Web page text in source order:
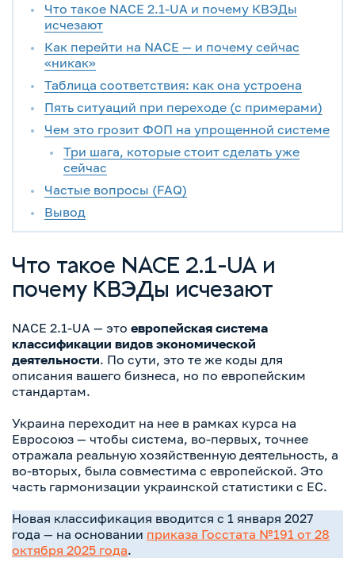
Что такое NACE 2.1-UA и почему КВЭДы
исчезают
Как перейти на NACE — и почему сейчас
«никак»
Таблица соответствия: как она устроена
Пять ситуаций при переходе (с примерами)
Чем это грозит ФОП на упрощенной системе
Три шага, которые стоит сделать уже
сейчас
Частые вопросы (FAQ)
Вывод
Что такое NACE 2.1-UA и
почему КВЭДы исчезают
NACE 2.1-UA — это европейская система
классификации видов экономической
деятельности. По сути, это те же коды для
описания вашего бизнеса, но по европейским
стандартам.
Украина переходит на нее в рамках курса на
Евросоюз — чтобы система, во-первых, точнее
отражала реальную хозяйственную деятельность, а
во-вторых, была совместима с европейской. Это
часть гармонизации украинской статистики с ЕС.
Новая классификация вводится с 1 января 2027
года — на основании приказа Госстата №191 от 28
октября 2025 года.